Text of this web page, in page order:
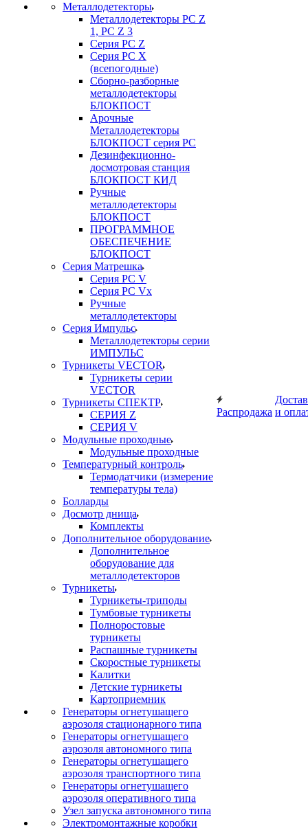
Металлодетекторы
Металлодетекторы РС Z
1, PC Z 3
Серия РС Z
Серия РС X
(всепогодные)
Сборно-разборные
металлодетекторы
БЛОКПОСТ
Арочные
Металлодетекторы
БЛОКПОСТ серия РС
Дезинфекционно-
досмотровая станция
БЛОКПОСТ КИД
Ручные
металлодетекторы
БЛОКПОСТ
ПРОГРАММНОЕ
ОБЕСПЕЧЕНИЕ
БЛОКПОСТ
Серия Матрешка
Серия PC V
Серия PC Vx
Ручные
металлодетекторы
Серия Импульс
Металлодетекторы серии
ИМПУЛЬС
Турникеты VECTOR
Турникеты серии
VECTOR
Турникеты СПЕКТР
СЕРИЯ Z
СЕРИЯ V
Модульные проходные
Модульные проходные
Температурный контроль
Термодатчики (измерение
температуры тела)
Болларды
Досмотр днища
Комплекты
Дополнительное оборудование
Дополнительное
оборудование для
металлодетекторов
Турникеты
Турникеты-триподы
Тумбовые турникеты
Полноростовые
турникеты
Распашные турникеты
Скоростные турникеты
Калитки
Детские турникеты
Картоприемник
Генераторы огнетушащего
аэрозоля стационарного типа
Генераторы огнетушащего
аэрозоля автономного типа
Генераторы огнетушащего
аэрозоля транспортного типа
Генераторы огнетушащего
аэрозоля оперативного типа
Узел запуска автономного типа
Электромонтажные коробки
Распродажа и